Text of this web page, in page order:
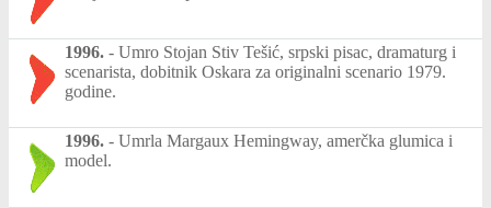
1996. - Umro Stojan Stiv Tešić, srpski pisac, dramaturg i
scenarista, dobitnik Oskara za originalni scenario 1979.
godine.
1996. - Umrla Margaux Hemingway, amerčka glumica i
model.